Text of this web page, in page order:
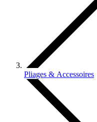
Pliages & Accessoires